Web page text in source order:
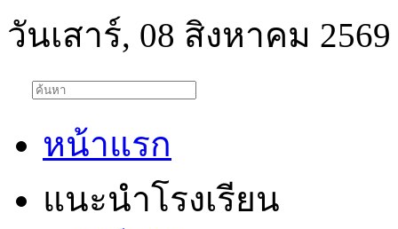
วันเสาร์, 08 สิงหาคม 2569
หน้าแรก
แนะนำโรงเรียน